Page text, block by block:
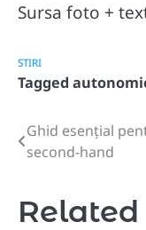
Sursa foto +
STIRI
Tagged
Post
navigation
Ghid esențial
second-hand
Related